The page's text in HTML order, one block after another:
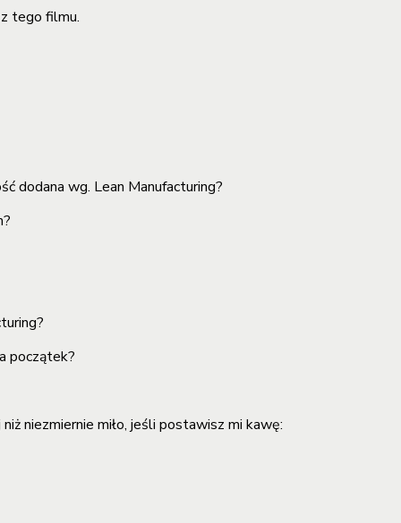
tego filmu.
dodana wg. Lean Manufacturing?
początek?
niezmiernie miło, jeśli postawisz mi kawę: